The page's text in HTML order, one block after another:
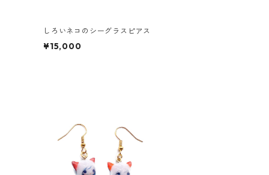
しろいネコのシーグラスピアス
¥15,000